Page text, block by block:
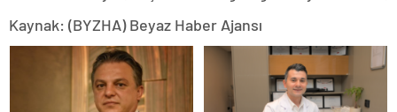
Kaynak: (BYZHA) Beyaz Haber Ajansı